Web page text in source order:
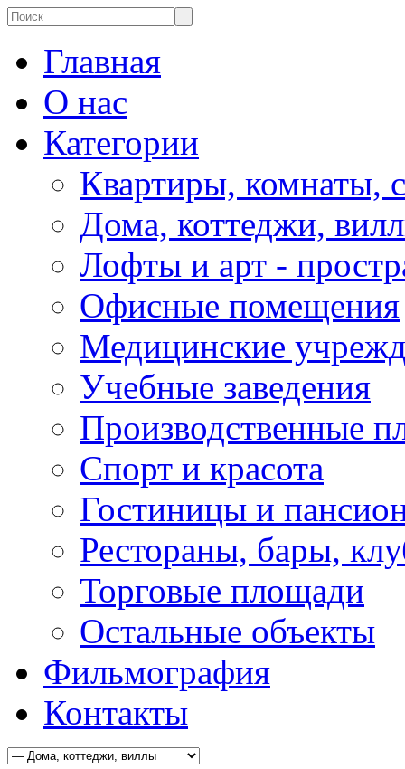
Главная
О нас
Категории
Квартиры, комнаты,
Дома, коттеджи,
Лофты и арт -
Офисные помещения
Медицинские
Учебные заведения
Производственные
Спорт и красота
Гостиницы и
Рестораны, бары,
Торговые площади
Остальные объекты
Фильмография
Контакты